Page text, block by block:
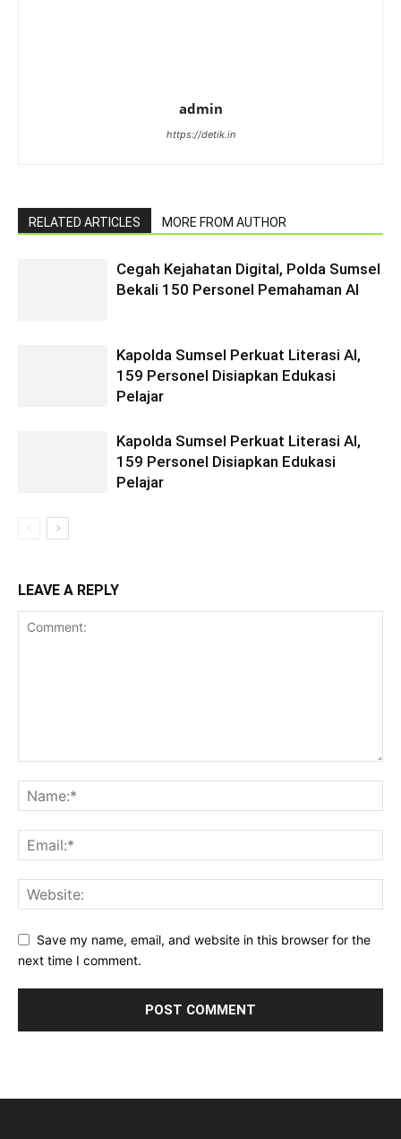
admin
https://detik.in
RELATED ARTICLES MORE FROM AUTHOR
Cegah Kejahatan Digital, Polda Sumsel
Bekali 150 Personel Pemahaman AI
Kapolda Sumsel Perkuat Literasi AI,
159 Personel Disiapkan Edukasi
Pelajar
Kapolda Sumsel Perkuat Literasi AI,
159 Personel Disiapkan Edukasi
Pelajar
LEAVE A REPLY
Save my name, email, and website in this browser for the
next time I comment.